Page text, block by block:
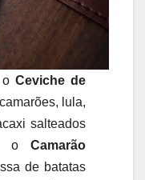
oCeviche de
lula,
salteados
oCamarão
de batatas